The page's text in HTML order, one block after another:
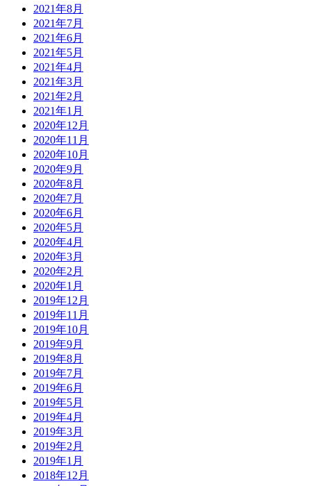
2021年8月
2021年7月
2021年6月
2021年5月
2021年4月
2021年3月
2021年2月
2021年1月
2020年12月
2020年11月
2020年10月
2020年9月
2020年8月
2020年7月
2020年6月
2020年5月
2020年4月
2020年3月
2020年2月
2020年1月
2019年12月
2019年11月
2019年10月
2019年9月
2019年8月
2019年7月
2019年6月
2019年5月
2019年4月
2019年3月
2019年2月
2019年1月
2018年12月